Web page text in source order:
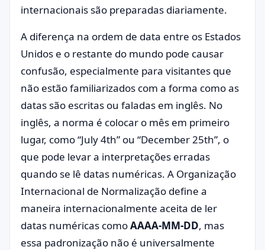
internacionais são preparadas diariamente.
A diferença na ordem de data entre os Estados
Unidos e o restante do mundo pode causar
confusão, especialmente para visitantes que
não estão familiarizados com a forma como as
datas são escritas ou faladas em inglês. No
inglês, a norma é colocar o mês em primeiro
lugar, como “July 4th” ou “December 25th”, o
que pode levar a interpretações erradas
quando se lê datas numéricas. A Organização
Internacional de Normalização define a
maneira internacionalmente aceita de ler
datas numéricas comoAAAA-MM-DD, mas
essa padronização não é universalmente